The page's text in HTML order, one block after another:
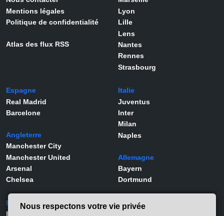
Mentions légales
Politique de confidentialité
Atlas des flux RSS
Lyon
Lille
Lens
Nantes
Rennes
Strasbourg
Espagne
Real Madrid
Barcelone
Angleterre
Manchester City
Manchester United
Arsenal
Chelsea
Italie
Juventus
Inter
Milan
Naples
Allemagne
Bayern
Dortmund
Portugal
Benfica
Joueurs
Nous respectons votre vie privée